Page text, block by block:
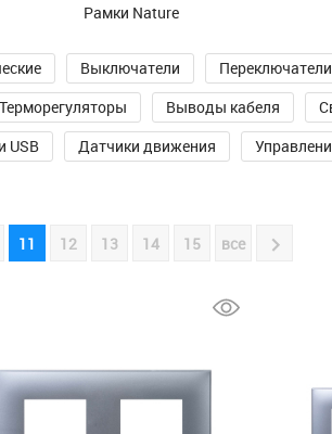
Рамки Nature
Выключатели Переключатели
Терморегуляторы Выводы кабеля
USB Датчики движения
11 12 13 14 15 все